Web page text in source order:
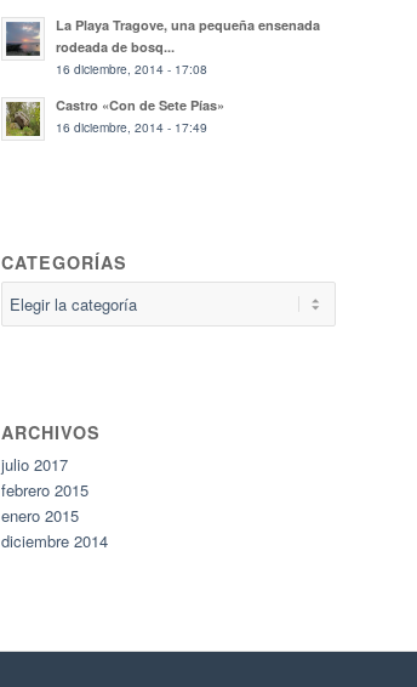
La Playa Tragove, una pequeña ensenada
rodeada de bosq...
16 diciembre, 2014 - 17:08
Castro «Con de Sete Pías»
16 diciembre, 2014 - 17:49
CATEGORÍAS
ARCHIVOS
julio 2017
febrero 2015
enero 2015
diciembre 2014